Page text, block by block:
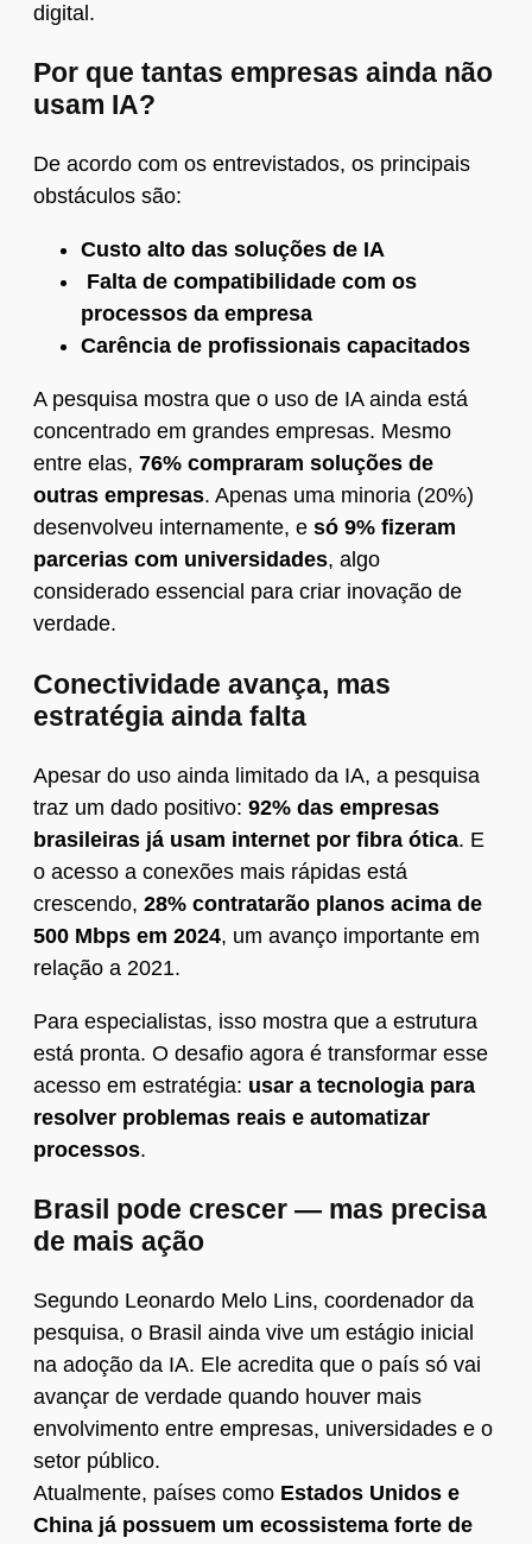
digital.
Por que tantas empresas ainda não
usam IA?
De acordo com os entrevistados, os principais
obstáculos são:
Custo alto das soluções de IA
Falta de compatibilidade com os
processos da empresa
Carência de profissionais capacitados
A pesquisa mostra que o uso de IA ainda está
concentrado em grandes empresas. Mesmo
entre elas, 76% compraram soluções de
outras empresas. Apenas uma minoria (20%)
desenvolveu internamente, e só 9% fizeram
parcerias com universidades, algo
considerado essencial para criar inovação de
verdade.
Conectividade avança, mas
estratégia ainda falta
Apesar do uso ainda limitado da IA, a pesquisa
traz um dado positivo: 92% das empresas
brasileiras já usam internet por fibra ótica. E
o acesso a conexões mais rápidas está
crescendo, 28% contratarão planos acima de
500 Mbps em 2024, um avanço importante em
relação a 2021.
Para especialistas, isso mostra que a estrutura
está pronta. O desafio agora é transformar esse
acesso em estratégia: usar a tecnologia para
resolver problemas reais e automatizar
processos.
Brasil pode crescer — mas precisa
de mais ação
Segundo Leonardo Melo Lins, coordenador da
pesquisa, o Brasil ainda vive um estágio inicial
na adoção da IA. Ele acredita que o país só vai
avançar de verdade quando houver mais
envolvimento entre empresas, universidades e o
setor público.
Atualmente, países como Estados Unidos e
China já possuem um ecossistema forte de